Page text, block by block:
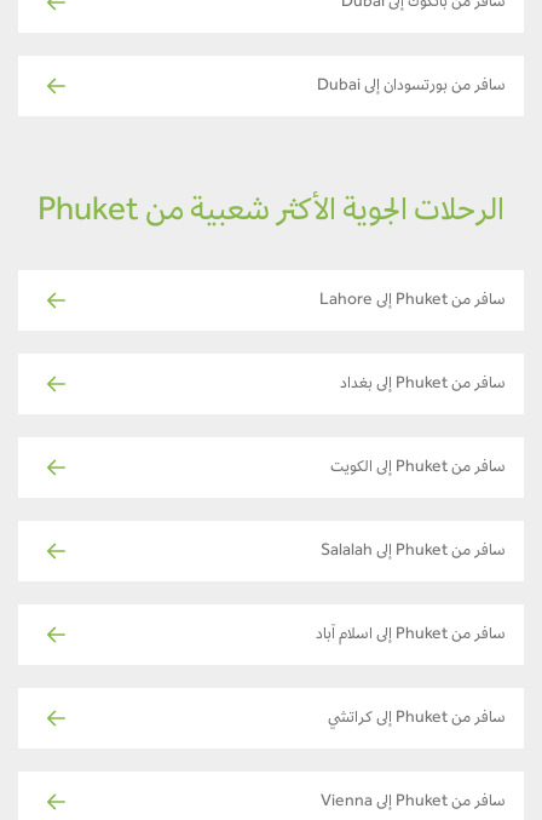
سافر من بانكوك إلى Dubai
سافر من بورتسودان إلى Dubai
الرحلات الجوية الأكثر شعبية من Phuket
سافر من Phuket إلى Lahore
سافر من Phuket إلى بغداد
سافر من Phuket إلى الكويت
سافر من Phuket إلى Salalah
سافر من Phuket إلى اسلام آباد
سافر من Phuket إلى كراتشي
سافر من Phuket إلى Vienna